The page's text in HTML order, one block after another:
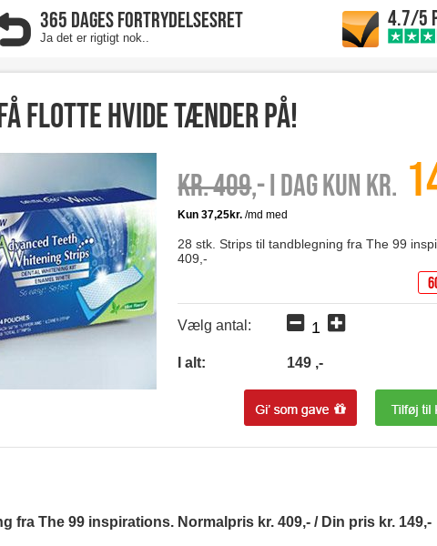
365 DAGES FORTRYDELSESRET
Ja det er rigtigt nok..
4.7/5
flotte hvide tænder på!
Kr. 409,- I dag kun kr.
28 stk. Strips til tandblegning fra The 99
409,-
Vælg antal:
I alt: 149 ,-
fra The 99 inspirations. Normalpris kr. 409,- / Din pris kr. 149,-